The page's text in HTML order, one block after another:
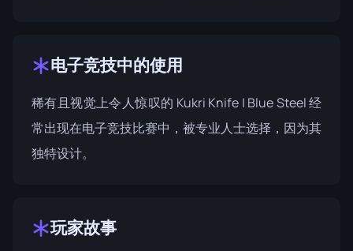
电子竞技中的使用
稀有且视觉上令人惊叹的 Kukri Knife | Blue Steel 经
常出现在电子竞技比赛中，被专业人士选择，因为其
独特设计。
玩家故事